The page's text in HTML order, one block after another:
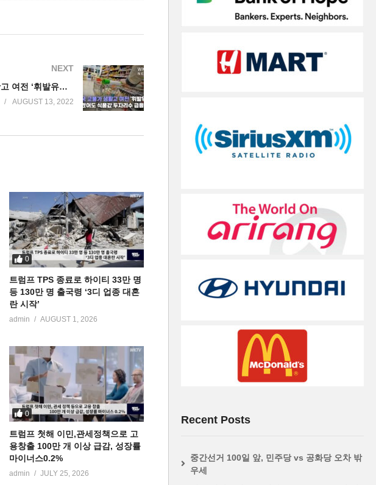
NEXT
미국 고물가 생활고 여전 ‘휘발유값 내렸어도 식품값 두자리수 급등’
AUGUST 13, 2022
0
트럼프 TPS 종료로 하이티 33만 명
등 130만 명 출국령 ‘3디 업종 대혼
란 시작’
admin AUGUST 1, 2026
0
트럼프 첫해 이민,관세정책으로 고
용창출 100만 개 이상 급감, 성장률
마이너스0.2%
admin JULY 25, 2026
Recent Posts
중간선거 100일 앞, 민주당 vs 공화당 오차 밖
우세